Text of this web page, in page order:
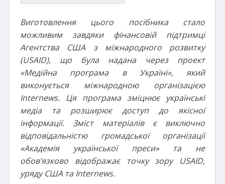
Виготовлення цього посібника стало
можливим завдяки фінансовій підтримці
Агентства США з міжнародного розвитку
(USAID), що була надана через проект
«Медійна програма в Україні», який
виконується міжнародною організацією
Internews. Ця програма зміцнює українські
медіа та розширює доступ до якісної
інформації. Зміст матеріалів є виключно
відповідальністю громадської організації
«Академія української преси» та не
обов’язково відображає точку зору USAID,
уряду США та Internews.